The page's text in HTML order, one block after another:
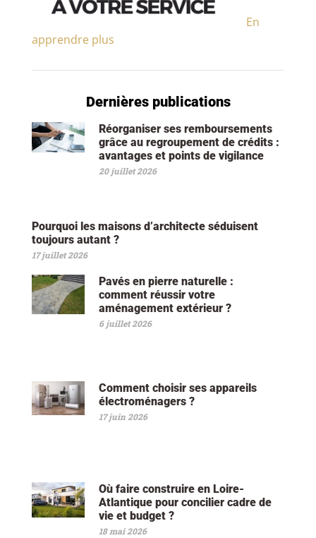
En
apprendre plus
Dernières publications
Réorganiser ses remboursements
grâce au regroupement de crédits :
avantages et points de vigilance
20 juillet 2026
Pourquoi les maisons d’architecte séduisent
toujours autant ?
17 juillet 2026
Pavés en pierre naturelle :
comment réussir votre
aménagement extérieur ?
6 juillet 2026
Comment choisir ses appareils
électroménagers ?
17 juin 2026
Où faire construire en Loire-
Atlantique pour concilier cadre de
vie et budget ?
18 mai 2026